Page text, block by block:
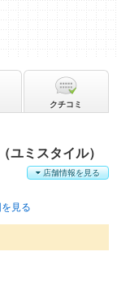
ユミスタイル）
見る
店舗情報を見る
クチコミ